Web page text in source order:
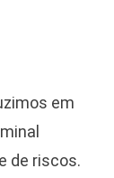
em
de riscos.